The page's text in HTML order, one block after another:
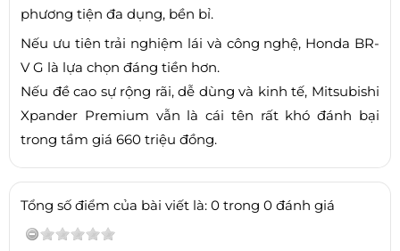
phương tiện đa dụng, bền bỉ.
Nếu ưu tiên trải nghiệm lái và công nghệ, Honda BR-
V G là lựa chọn đáng tiền hơn.
Nếu đề cao sự rộng rãi, dễ dùng và kinh tế, Mitsubishi
Xpander Premium vẫn là cái tên rất khó đánh bại
trong tầm giá 660 triệu đồng.
Tổng số điểm của bài viết là: 0 trong 0 đánh giá